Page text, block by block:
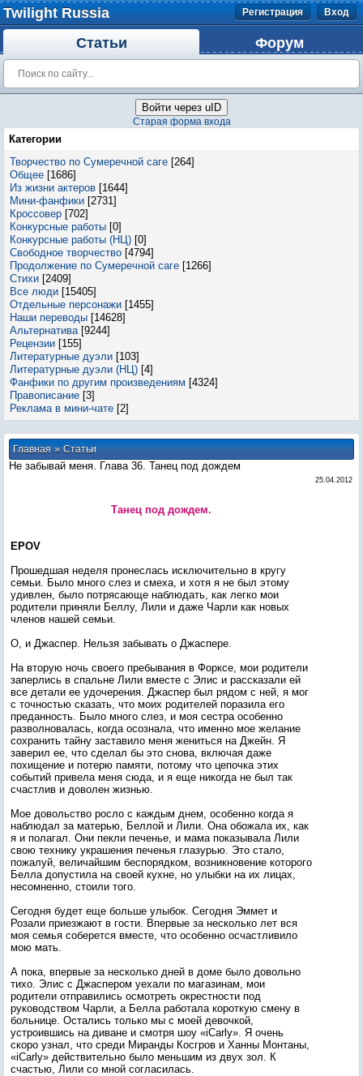
Twilight Russia Регистрация Вход
Статьи Форум
Войти через uID
Старая форма входа
Категории
Творчество по Сумеречной саге [264]
Общее [1686]
Из жизни актеров [1644]
Мини-фанфики [2731]
Кроссовер [702]
Конкурсные работы [0]
Конкурсные работы (НЦ) [0]
Свободное творчество [4794]
Продолжение по Сумеречной саге [1266]
Стихи [2409]
Все люди [15405]
Отдельные персонажи [1455]
Наши переводы [14628]
Альтернатива [9244]
Рецензии [155]
Литературные дуэли [103]
Литературные дуэли (НЦ) [4]
Фанфики по другим произведениям [4324]
Правописание [3]
Реклама в мини-чате [2]
Главная»Статьи
Не забывай меня. Глава 36. Танец под дождем
25.04.2012
Танец под дождем.
EPOV
Прошедшая неделя пронеслась исключительно в кругу
семьи. Было много слез и смеха, и хотя я не был этому
удивлен, было потрясающе наблюдать, как легко мои
родители приняли Беллу, Лили и даже Чарли как новых
членов нашей семьи.
О, и Джаспер. Нельзя забывать о Джаспере.
На вторую ночь своего пребывания в Форксе, мои родители
заперлись в спальне Лили вместе с Элис и рассказали ей
все детали ее удочерения. Джаспер был рядом с ней, я мог
с точностью сказать, что моих родителей поразила его
преданность. Было много слез, и моя сестра особенно
разволновалась, когда осознала, что именно мое желание
сохранить тайну заставило меня жениться на Джейн. Я
заверил ее, что сделал бы это снова, включая даже
похищение и потерю памяти, потому что цепочка этих
событий привела меня сюда, и я еще никогда не был так
счастлив и доволен жизнью.
Мое довольство росло с каждым днем, особенно когда я
наблюдал за матерью, Беллой и Лили. Она обожала их, как
я и полагал. Они пекли печенье, и мама показывала Лили
свою технику украшения печенья глазурью. Это стало,
пожалуй, величайшим беспорядком, возникновение которого
Белла допустила на своей кухне, но улыбки на их лицах,
несомненно, стоили того.
Сегодня будет еще больше улыбок. Сегодня Эммет и
Розали приезжают в гости. Впервые за несколько лет вся
моя семья соберется вместе, что особенно осчастливило
мою мать.
А пока, впервые за несколько дней в доме было довольно
тихо. Элис с Джаспером уехали по магазинам, мои
родители отправились осмотреть окрестности под
руководством Чарли, а Белла работала короткую смену в
больнице. Остались только мы с моей девочкой,
устроившись на диване и смотря шоу «iCarly». Я очень
скоро узнал, что среди Миранды Косгров и Ханны Монтаны,
«iCarly» действительно было меньшим из двух зол. К
счастью, Лили со мной согласилась.